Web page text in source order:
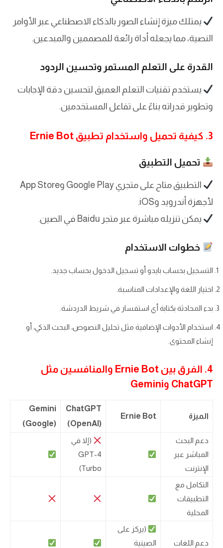
يمتلك ميزة إنشاء الصور بالذكاء الاصطناعي عبر الأوامر
النصية، مما يجعله أداة رائعة للمصممين والمبدعين.
القدرة على التعلم المستمر وتحسين الردود
يستخدم تقنيات التعلم العميق لتحسين دقة الإجابات
وتطوير قدراته بناءً على تفاعل المستخدمين.
3. كيفية تحميل واستخدام تطبيق Ernie Bot
تحميل التطبيق
التطبيق متاح على متجري Google Play وApp Store
لأجهزة أندرويد وiOS.
يمكن تنزيله مباشرة عبر متجر Baidu في الصين.
خطوات الاستخدام
التسجيل بحساب بايدو أو تسجيل الدخول بحساب جديد.
اختيار اللغة والإعدادات المناسبة.
بدء المحادثة بكتابة أي استفسار في شريط الدردشة.
استخدام الأدوات الإضافية مثل تحليل النصوص، البحث الذكي، أو
إنشاء المحتوى.
4. الفرق بين Ernie Bot والمنافسين مثل
ChatGPT وGemini
الميزة Ernie Bot
ChatGPT
(OpenAI)
Gemini
(Google)
دعم البحث
المباشر عبر
الإنترنت
(إلا في
GPT-4
Turbo)
التكامل مع
التطبيقات
المحلية
دعم اللغات
(يركز على
الصينية